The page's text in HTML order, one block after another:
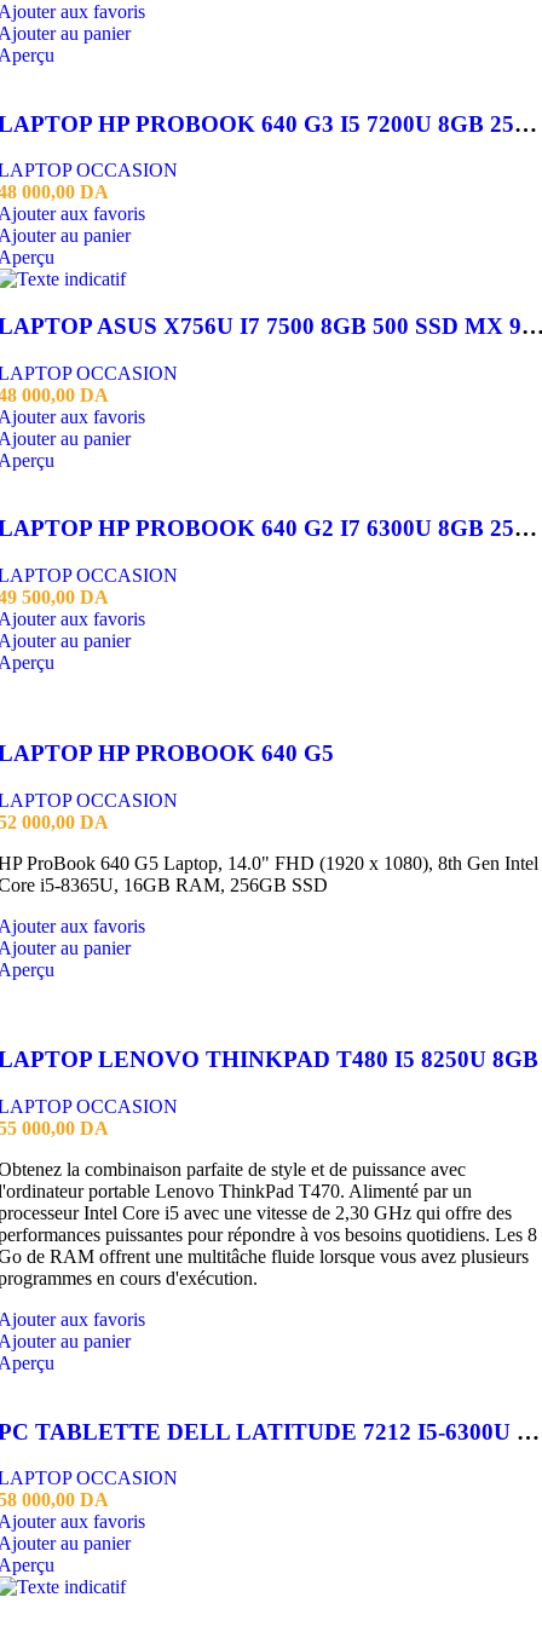
aux favoris
au panier
LAPTOP HP PROBOOK 640 G3 I5 7200U 8GB 256 SSD 14 POUCE
OCCASION
000,00 DA
aux favoris
au panier
LAPTOP ASUS X756U I7 7500 8GB 500 SSD MX
OCCASION
000,00 DA
aux favoris
au panier
LAPTOP HP PROBOOK 640 G2 I7 6300U 8GB 256 SSD 14 POUCE
OCCASION
500,00 DA
aux favoris
au panier
HP PROBOOK 640 G5
OCCASION
000,00 DA
ProBook 640 G5 Laptop, 14.0" FHD (1920 x 1080), 8th Gen Intel
i5-8365U, 16GB RAM, 256GB SSD
aux favoris
au panier
LENOVO THINKPAD T480 I5 8250U 8GB
OCCASION
000,00 DA
la combinaison parfaite de style et de puissance avec
portable Lenovo ThinkPad T470. Alimenté par un
Intel Core i5 avec une vitesse de 2,30 GHz qui offre des
puissantes pour répondre à vos besoins quotidiens. Les 8
de RAM offrent une multitâche fluide lorsque vous avez plusieurs
en cours d'exécution.
aux favoris
au panier
PC TABLETTE DELL LATITUDE 7212 I5-6300U 8GB 256SSD 12.5″
OCCASION
000,00 DA
aux favoris
au panier